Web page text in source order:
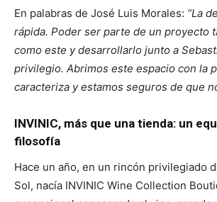
En palabras de José Luis Morales: “La
rápida. Poder ser parte de un proyecto
como este y desarrollarlo junto a
privilegio. Abrimos este espacio con la
caracteriza y estamos seguros de que
INVINIC, más que una tienda: un
filosofía
Hace un año, en un rincón privilegiado
Sol, nacía INVINIC Wine Collection